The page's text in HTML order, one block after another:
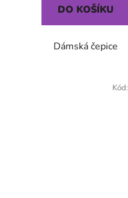
DO KOŠÍKU
Dámská čepice
Kód: